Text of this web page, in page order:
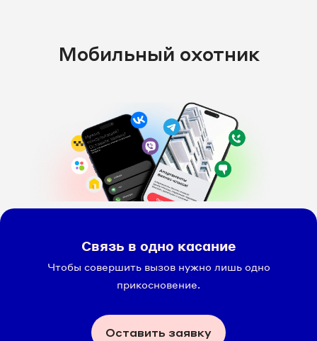
Мобильный охотник
Связь в одно касание
Чтобы совершить вызов нужно лишь одно
прикосновение.
Оставить заявку